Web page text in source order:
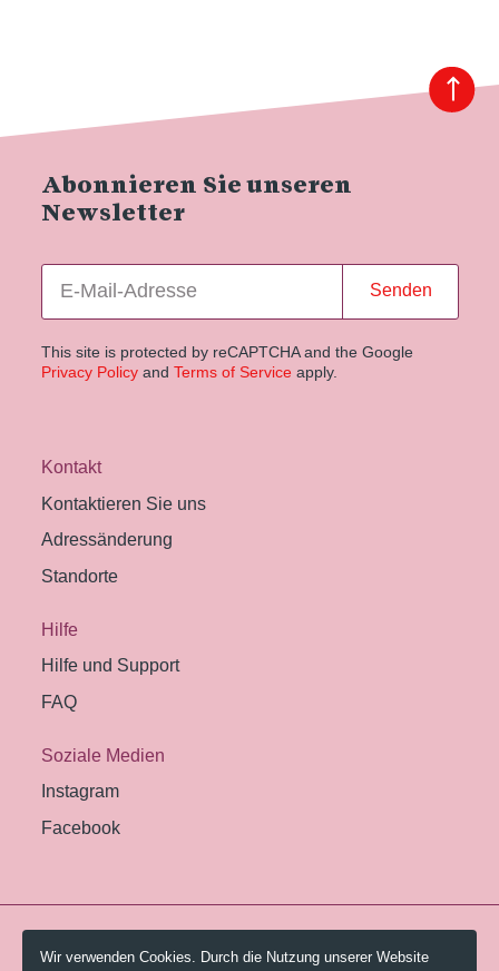
Abonnieren Sie unseren
Newsletter
Senden
This site is protected by reCAPTCHA and the Google
Privacy Policyand Terms of Service apply.
Kontakt
Kontaktieren Sie uns
Adressänderung
Standorte
Hilfe
Hilfe und Support
FAQ
Soziale Medien
Instagram
Facebook
© 2026 Pestalozzi-Bibliothek Zürich.
Wir verwenden Cookies. Durch die Nutzung unserer Website